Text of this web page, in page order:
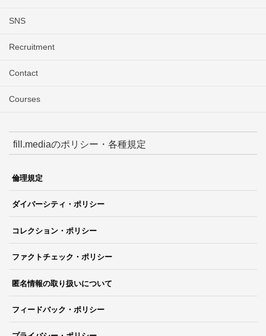
SNS
Recruitment
Contact
Courses
fill.mediaのポリシー・各種規定
倫理規定
ダイバーシティ・ポリシー
コレクション・ポリシー
ファクトチェック・ポリシー
匿名情報の取り扱いについて
フィードバック・ポリシー